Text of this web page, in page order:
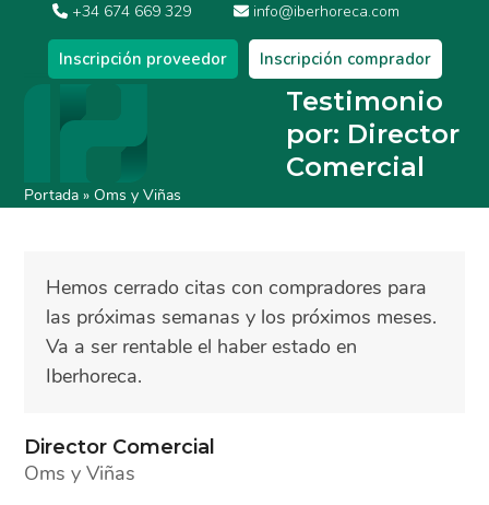
content
+34 674 669 329 info@iberhoreca.com
Inscripción proveedor Inscripción comprador
mobile
mobile
Testimonio
por: Director
Comercial
Portada » Oms y Viñas
Hemos cerrado citas con compradores para
las próximas semanas y los próximos meses.
Va a ser rentable el haber estado en
Iberhoreca.
Director Comercial
Oms y Viñas